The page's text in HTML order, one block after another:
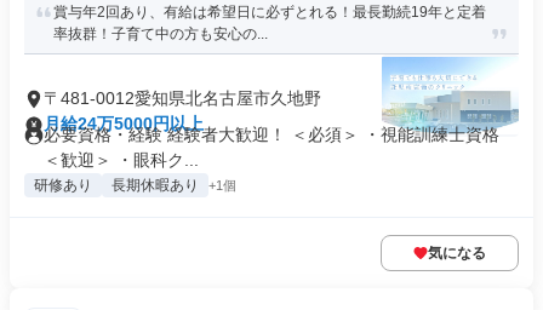
賞与年2回あり、有給は希望日に必ずとれる！最長勤続19年と定着
率抜群！子育て中の方も安心の...
〒481-0012愛知県北名古屋市久地野
月給24万5000円以上
必要資格・経験 経験者大歓迎！ ＜必須＞ ・視能訓練士資格
＜歓迎＞ ・眼科ク...
研修あり 長期休暇あり +1個
気になる